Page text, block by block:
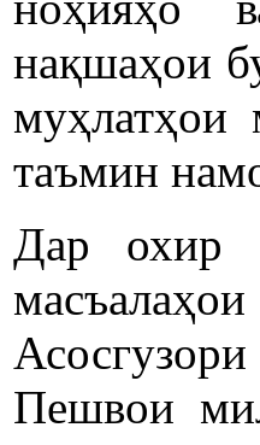
нақшаҳои
муҳлатҳои
таъмин
Дар охир
Пешвои